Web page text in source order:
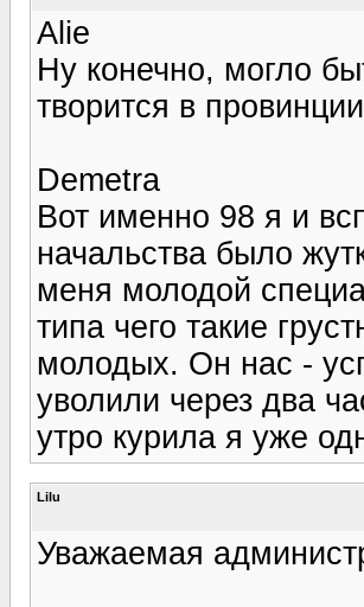
Alie
Ну конечно, могло
творится в
Demetra
Вот именно 98 я и
начальства было
меня молодой
типа чего такие
молодых. Он нас -
уволили через два
утро курила я уже
Lilu
Уважаемая